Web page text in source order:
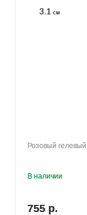
3.1 см
Розовый
В наличии
755 р.